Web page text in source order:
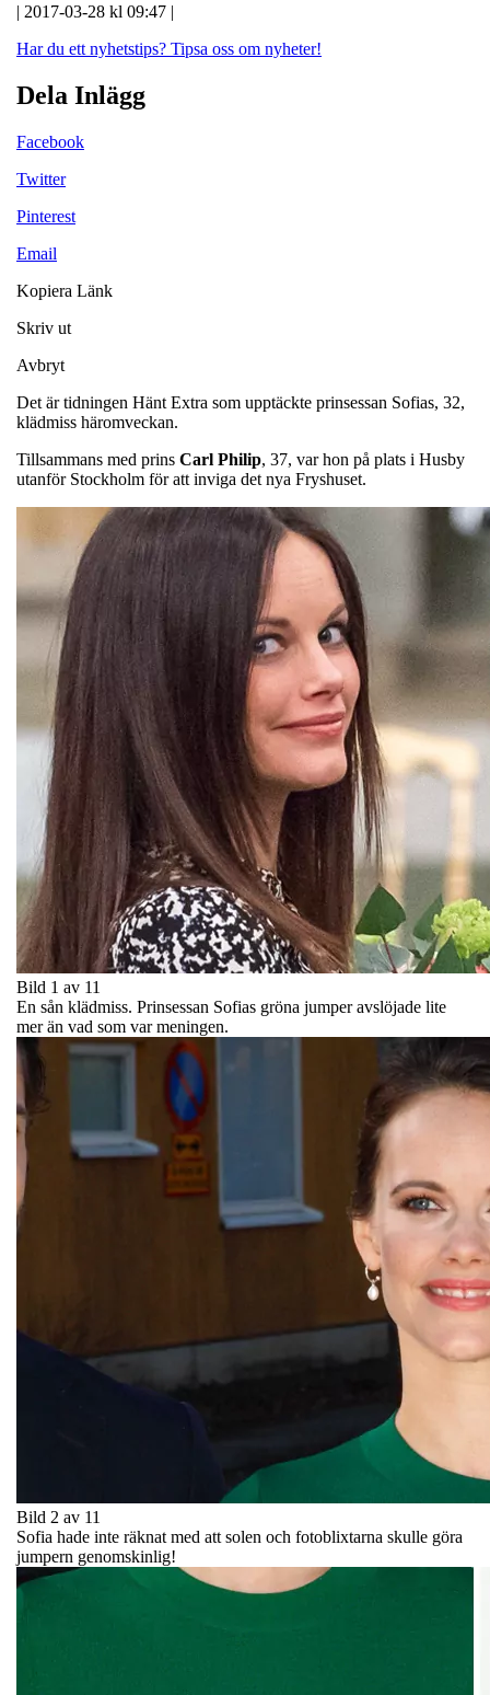
| 2017-03-28 kl 09:47 |
Har du ett nyhetstips? Tipsa oss om nyheter!
Dela Inlägg
Facebook
Twitter
Pinterest
Email
Kopiera Länk
Skriv ut
Avbryt
Det är tidningen Hänt Extra som upptäckte prinsessan Sofias, 32,
klädmiss häromveckan.
Tillsammans med prins Carl Philip, 37, var hon på plats i Husby
utanför Stockholm för att inviga det nya Fryshuset.
Bild 1 av 11
En sån klädmiss. Prinsessan Sofias gröna jumper avslöjade lite
mer än vad som var meningen.
Bild 2 av 11
Sofia hade inte räknat med att solen och fotoblixtarna skulle göra
jumpern genomskinlig!